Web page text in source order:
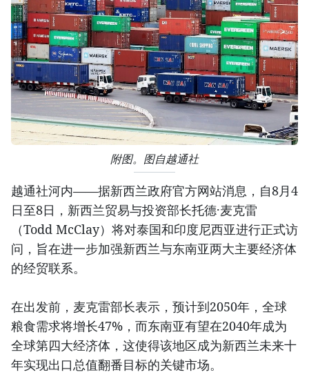
附图。图自越通社
越通社河内——据新西兰政府官方网站消息，自8月4
日至8日，新西兰贸易与投资部长托德·麦克雷
（Todd McClay）将对泰国和印度尼西亚进行正式访
问，旨在进一步加强新西兰与东南亚两大主要经济体
的经贸联系。
在出发前，麦克雷部长表示，预计到2050年，全球
粮食需求将增长47%，而东南亚有望在2040年成为
全球第四大经济体，这使得该地区成为新西兰未来十
年实现出口总值翻番目标的关键市场。